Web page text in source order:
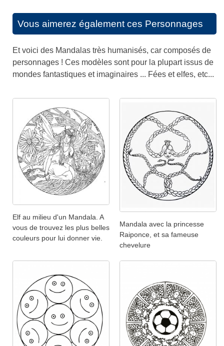
Vous aimerez également ces Personnages
Et voici des Mandalas très humanisés, car composés de
personnages ! Ces modèles sont pour la plupart issus de
mondes fantastiques et imaginaires ... Fées et elfes, etc...
Elf au milieu d'un Mandala. A
vous de trouvez les plus belles
couleurs pour lui donner vie.
Mandala avec la princesse
Raiponce, et sa fameuse
chevelure